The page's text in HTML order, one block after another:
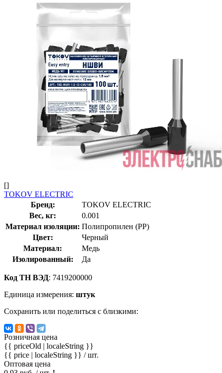
[]
TOKOV ELECTRIC
Бренд:
TOKOV ELECTRIC
Вес, кг:
0.001
Материал изоляции: Полипропилен (PP)
Цвет:
Черный
Материал:
Медь
Изолированный:
Да
Код ТН ВЭД: 7419200000
Единица измерения: штук
Сохранить или поделиться с близкими:
Розничная цена
{{ priceOld | localeString }}
{{ price | localeString }} / шт.
Оптовая цена